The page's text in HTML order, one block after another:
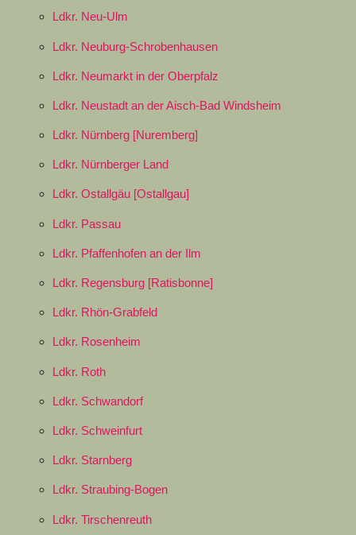
Ldkr. Neu-Ulm
Ldkr. Neuburg-Schrobenhausen
Ldkr. Neumarkt in der Oberpfalz
Ldkr. Neustadt an der Aisch-Bad Windsheim
Ldkr. Nürnberg [Nuremberg]
Ldkr. Nürnberger Land
Ldkr. Ostallgäu [Ostallgau]
Ldkr. Passau
Ldkr. Pfaffenhofen an der Ilm
Ldkr. Regensburg [Ratisbonne]
Ldkr. Rhön-Grabfeld
Ldkr. Rosenheim
Ldkr. Roth
Ldkr. Schwandorf
Ldkr. Schweinfurt
Ldkr. Starnberg
Ldkr. Straubing-Bogen
Ldkr. Tirschenreuth